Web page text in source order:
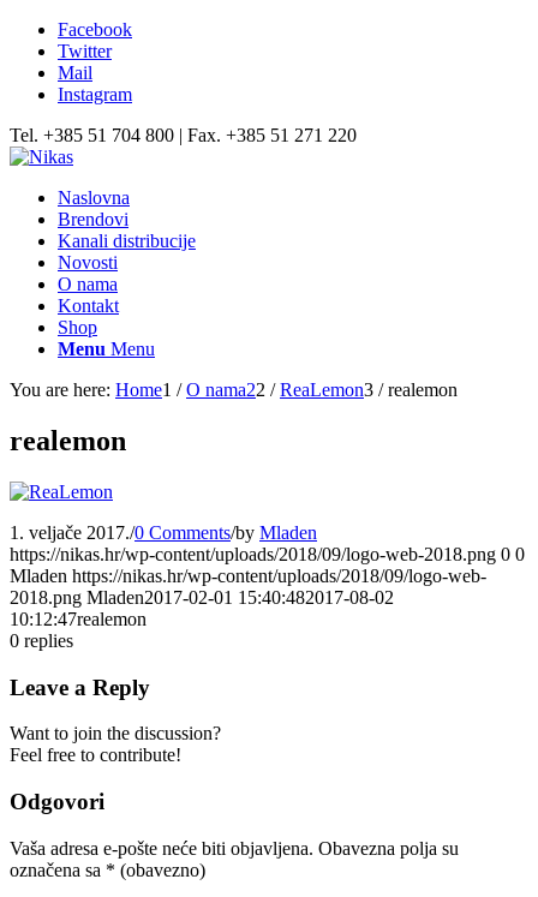
Facebook
Twitter
Mail
Instagram
Tel. +385 51 704 800 | Fax. +385 51 271 220
Naslovna
Brendovi
Kanali distribucije
Novosti
O nama
Kontakt
Shop
Menu Menu
You are here: Home1 / O nama22 / ReaLemon3 / realemon
realemon
1. veljače 2017./0 Comments/by Mladen
https://nikas.hr/wp-content/uploads/2018/09/logo-web-2018.png 0 0
Mladen https://nikas.hr/wp-content/uploads/2018/09/logo-web-
2018.png Mladen2017-02-01 15:40:482017-08-02
10:12:47realemon
0 replies
Leave a Reply
Want to join the discussion?
Feel free to contribute!
Odgovori
Vaša adresa e-pošte neće biti objavljena. Obavezna polja su
označena sa * (obavezno)